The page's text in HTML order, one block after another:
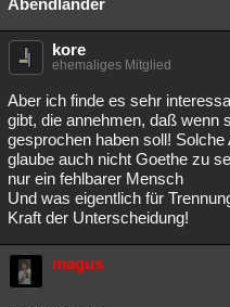
Abendländer
kore
ehemaliges Mitglied
Aber ich finde es sehr
gibt, die annehmen, daß wenn
gesprochen haben soll!
glaube auch nicht Goethe zu
nur ein fehlbarer Mensch
Und was eigentlich für
Kraft der Unterscheidung!
magus